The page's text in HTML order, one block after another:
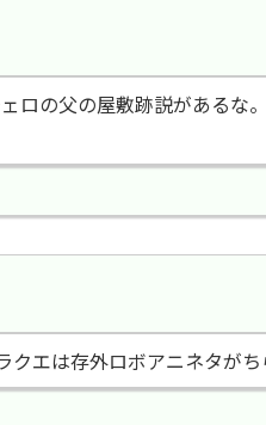
ロの父の屋敷跡説があるな
クエは存外ロボアニネタがち